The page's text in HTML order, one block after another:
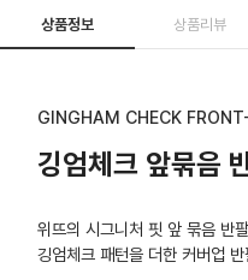
상품정보 상품리뷰
GINGHAM CHECK
깅엄체크 앞묶음
위뜨의 시그니처 핏 앞 묶음 반
깅엄체크 패턴을 더한 커버업 반